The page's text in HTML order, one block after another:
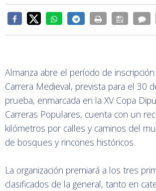
Almanza abre el período de
Carrera Medieval, prevista para el 30
prueba, enmarcada en la XV Copa
Carreras Populares, cuenta con un
kilómetros por calles y caminos del
de bosques y rincones históricos.
La organización premiará a los tres
clasificados de la general, tanto en